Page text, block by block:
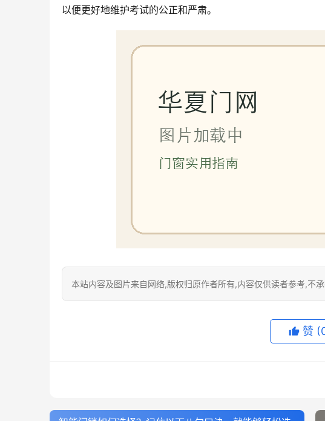
以便更好地维护考试的公正和严肃。
本站内容及图片来自网络,版权归原作者所有,内容仅供读者参考,
赞